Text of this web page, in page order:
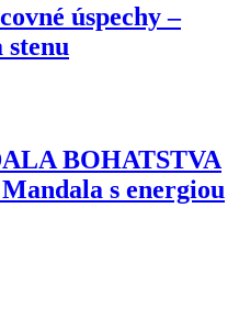
úspechy –
stenu
BOHATSTVA
s energiou